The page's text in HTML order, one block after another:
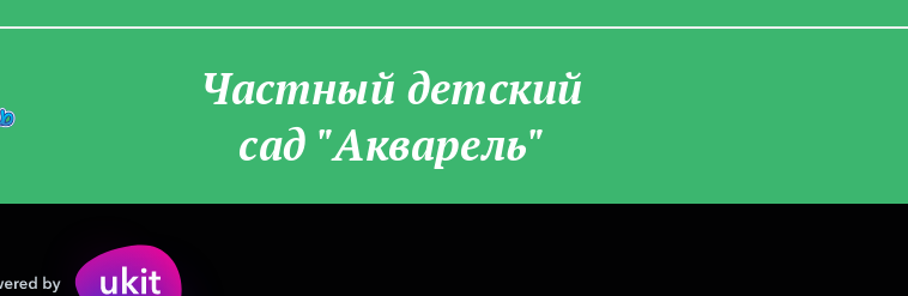
Частны­­й детский
сад "Акварель"